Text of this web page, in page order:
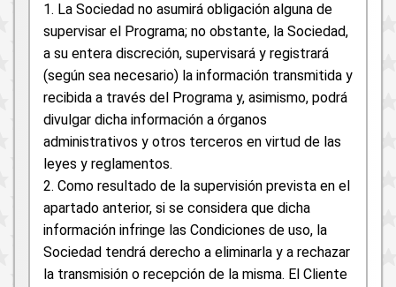
1. La Sociedad no asumirá obligación alguna de
supervisar el Programa; no obstante, la Sociedad,
a su entera discreción, supervisará y registrará
(según sea necesario) la información transmitida y
recibida a través del Programa y, asimismo, podrá
divulgar dicha información a órganos
administrativos y otros terceros en virtud de las
leyes y reglamentos.
2. Como resultado de la supervisión prevista en el
apartado anterior, si se considera que dicha
información infringe las Condiciones de uso, la
Sociedad tendrá derecho a eliminarla y a rechazar
la transmisión o recepción de la misma. El Cliente